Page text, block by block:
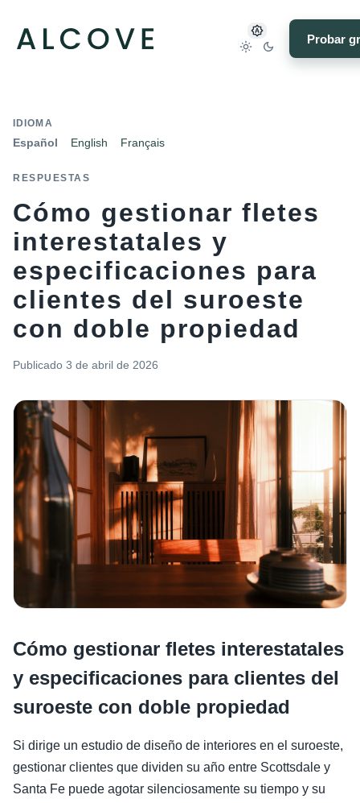
Probar
IDIOMA
Español English Français
RESPUESTAS
Cómo gestionar fletes
interestatales y
especificaciones para
clientes del suroeste
con doble propiedad
Publicado 3 de abril de 2026
Cómo gestionar fletes interestatales
y especificaciones para clientes del
suroeste con doble propiedad
Si dirige un estudio de diseño de interiores en el suroeste,
gestionar clientes que dividen su año entre Scottsdale y
Santa Fe puede agotar silenciosamente su tiempo y su